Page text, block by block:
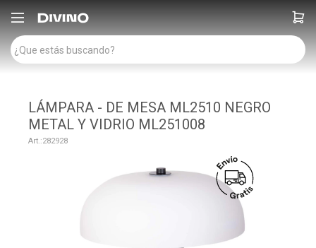

LÁMPARA - DE MESA ML2510 NEGRO
METAL Y VIDRIO ML251008
282928